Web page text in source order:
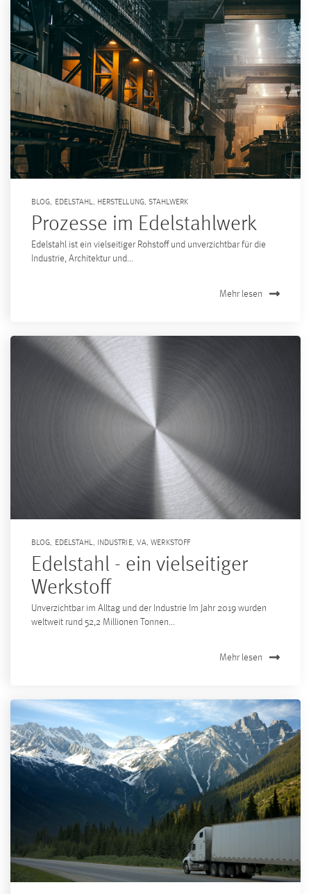
BLOG, EDELSTAHL, HERSTELLUNG,STAHLWERK
Prozesse im Edelstahlwerk
Edelstahl ist ein vielseitiger Rohstoff und unverzichtbar für die
Industrie, Architektur und...
Mehr lesen
BLOG, EDELSTAHL, INDUSTRIE, VA,WERKSTOFF
Edelstahl - ein vielseitiger
Werkstoff
Unverzichtbar im Alltag und der Industrie Im Jahr 2019 wurden
weltweit rund 52,2 Millionen Tonnen...
Mehr lesen